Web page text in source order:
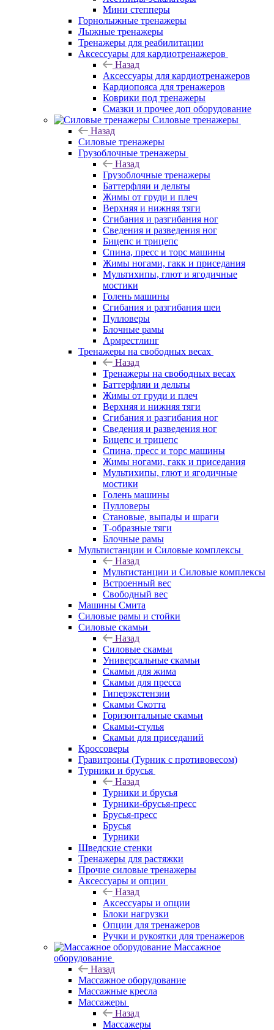
Мини степперы
Горнолыжные тренажеры
Лыжные тренажеры
Тренажеры для реабилитации
Аксессуары для кардиотренажеров
Назад
Аксессуары для кардиотренажеров
Кардиопояса для тренажеров
Коврики под тренажеры
Смазки и прочее доп оборудование
Силовые тренажеры
Назад
Силовые тренажеры
Грузоблочные тренажеры
Назад
Грузоблочные тренажеры
Баттерфляи и дельты
Жимы от груди и плеч
Верхняя и нижняя тяги
Сгибания и разгибания ног
Сведения и разведения ног
Бицепс и трицепс
Спина, пресс и торс машины
Жимы ногами, гакк и приседания
Мультихипы, глют и ягодичные
мостики
Голень машины
Сгибания и разгибания шеи
Пулловеры
Блочные рамы
Армрестлинг
Тренажеры на свободных весах
Назад
Тренажеры на свободных весах
Баттерфляи и дельты
Жимы от груди и плеч
Верхняя и нижняя тяги
Сгибания и разгибания ног
Сведения и разведения ног
Бицепс и трицепс
Спина, пресс и торс машины
Жимы ногами, гакк и приседания
Мультихипы, глют и ягодичные
мостики
Голень машины
Пулловеры
Становые, выпады и шраги
Т-образные тяги
Блочные рамы
Мультистанции и Силовые комплексы
Назад
Мультистанции и Силовые комплексы
Встроенный вес
Свободный вес
Машины Смита
Силовые рамы и стойки
Силовые скамьи
Назад
Силовые скамьи
Универсальные скамьи
Скамьи для жима
Скамьи для пресса
Гиперэкстензии
Скамьи Скотта
Горизонтальные скамьи
Скамьи-стулья
Скамьи для приседаний
Кроссоверы
Гравитроны (Турник с противовесом)
Турники и брусья
Назад
Турники и брусья
Турники-брусья-пресс
Брусья-пресс
Брусья
Турники
Шведские стенки
Тренажеры для растяжки
Прочие силовые тренажеры
Аксессуары и опции
Назад
Аксессуары и опции
Блоки нагрузки
Опции для тренажеров
Ручки и рукоятки для тренажеров
Массажное
оборудование
Назад
Массажное оборудование
Массажные кресла
Массажеры
Назад
Массажеры